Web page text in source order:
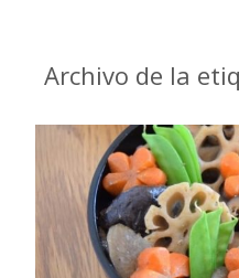
Archivo de la